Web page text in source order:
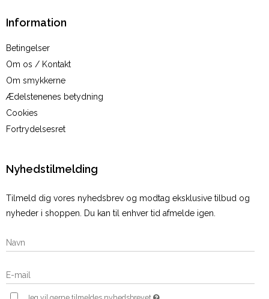
Information
Betingelser
Om os / Kontakt
Om smykkerne
Ædelstenenes betydning
Cookies
Fortrydelsesret
Nyhedstilmelding
Tilmeld dig vores nyhedsbrev og modtag eksklusive tilbud og
nyheder i shoppen. Du kan til enhver tid afmelde igen.